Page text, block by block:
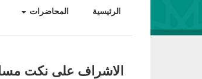
الرئيسية المحاضرات
الاشراف على نكت